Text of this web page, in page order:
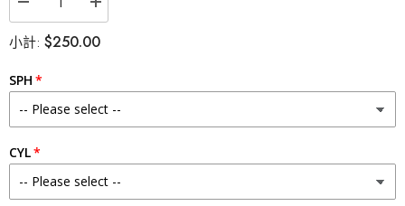
NEO
Brown
Toric
散
光
訂
製
年
拋
增
NEO
Toric
散
光
製
年
拋
小計: $250.00
SPH
CYL